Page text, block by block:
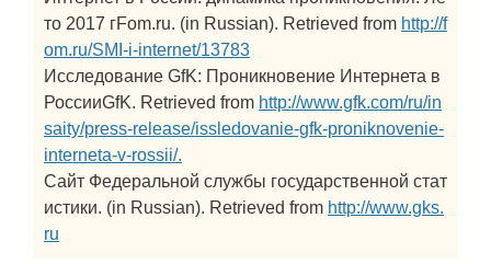
то 2017 гFom.ru. (in Russian). Retrieved from http://f
om.ru/SMI-i-internet/13783
Исследование GfK: Проникновение Интернета в
РоссииGfK. Retrieved from http://www.gfk.com/ru/in
saity/press-release/issledovanie-gfk-proniknovenie-
interneta-v-rossii/.
Сайт Федеральной службы государственной стат
истики. (in Russian). Retrieved from http://www.gks.
ru